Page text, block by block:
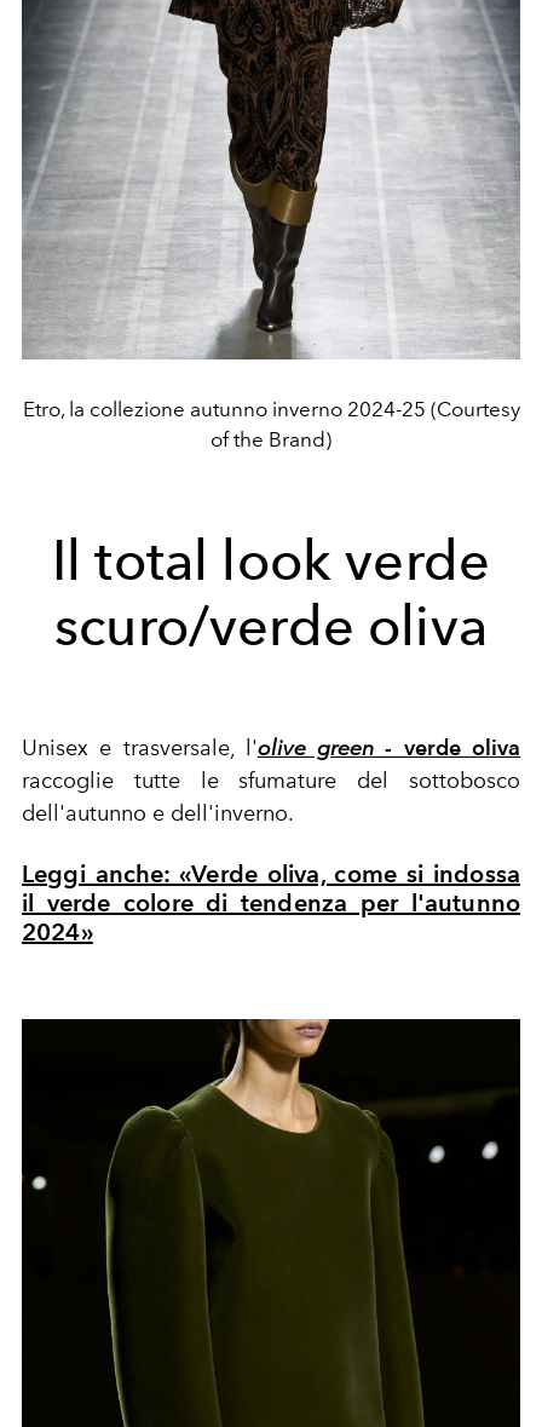
Etro, la collezione autunno inverno 2024-25 (Courtesy
of the Brand)
Il total look verde
scuro/verde oliva
Unisex e trasversale, l'olive green - verde oliva
raccoglie tutte le sfumature del sottobosco
dell'autunno e dell'inverno.
Leggi anche: «Verde oliva, come si indossa
il verde colore di tendenza per l'autunno
2024»